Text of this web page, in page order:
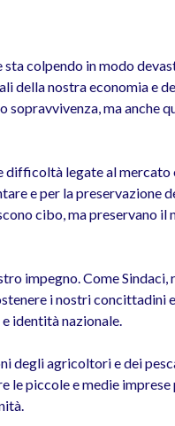
colpendo in modo
della nostra economia e
ma anche
difficoltà legate al mercato
e per la preservazione
cibo, ma preservano il
impegno. Come
i nostri concittadini
identità nazionale.
degli agricoltori e dei
le piccole e medie